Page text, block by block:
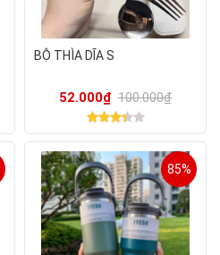
BỘ THÌA DĨA S
52.000₫ 100.000₫
85%